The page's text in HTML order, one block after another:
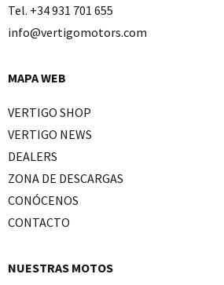
Tel. +34 931 701 655
info@vertigomotors.com
MAPA WEB
VERTIGO SHOP
VERTIGO NEWS
DEALERS
ZONA DE DESCARGAS
CONÓCENOS
CONTACTO
NUESTRAS MOTOS